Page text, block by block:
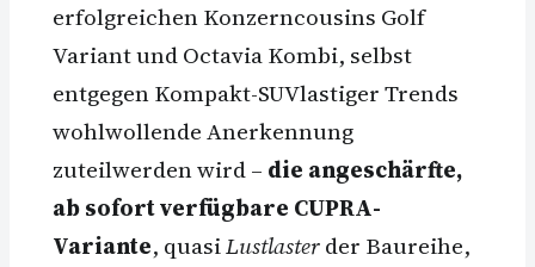
erfolgreichen Konzerncousins Golf
Variant und Octavia Kombi, selbst
entgegen Kompakt-SUVlastiger Trends
wohlwollende Anerkennung
zuteilwerden wird – die angeschärfte,
ab sofort verfügbare CUPRA-
Variante, quasiLustlasterder Baureihe,